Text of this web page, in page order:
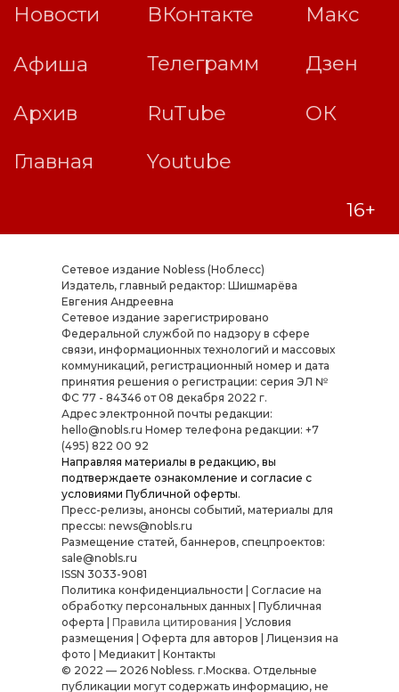
Сетевое издание Nobless (Ноблесс)
Издатель, главный редактор: Шишмарёва
Евгения Андреевна
Cетевое издание зарегистрировано
Федеральной службой по надзору в сфере
связи, информационных технологий и массовых
коммуникаций, регистрационный номер и дата
принятия решения о регистрации: серия ЭЛ №
ФС 77 - 84346 от 08 декабря 2022 г.
Адрес электронной почты редакции:
hello@nobls.ru Номер телефона редакции: +7
(495) 822 00 92
Направляя материалы в редакцию, вы
подтверждаете ознакомление и согласие с
условиями Публичной оферты.
Пресс-релизы, анонсы событий, материалы для
прессы: news@nobls.ru
Размещение статей, баннеров, спецпроектов:
sale@nobls.ru
ISSN 3033-9081
Политика конфиденциальности
Согласие на
обработку персональных данных| Публичная
оферта
Правила цитирования
Условия
размещения
Оферта для авторов |Лицензия на
фото
Медиакит| Контакты
© 2022 — 2026 Nobless. г.Москва. Отдельные
публикации могут содержать информацию, не